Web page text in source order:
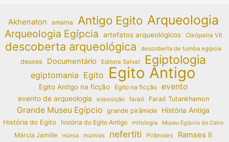
Akhenaton amarna Antigo Egito Arqueologia
Arqueologia Egípcia artefatos arqueológicos Cleópatra VII
descoberta arqueológica descoberta de tumba egípcia
deuses Documentário Editora Salvat Egiptologia
egiptomania Egito Egito Antigo
Egito Antigo na ficção Egito na ficção evento
evento de arqueologia exposição faraó Faraó Tutankhamon
Grande Museu Egípcio grande pirâmide
História Antiga
História do Egito
história do Egito Antigo mitologia Museu Egípcio do Cairo
Márcia Jamille múmia múmias nefertiti Pirâmides Ramses II